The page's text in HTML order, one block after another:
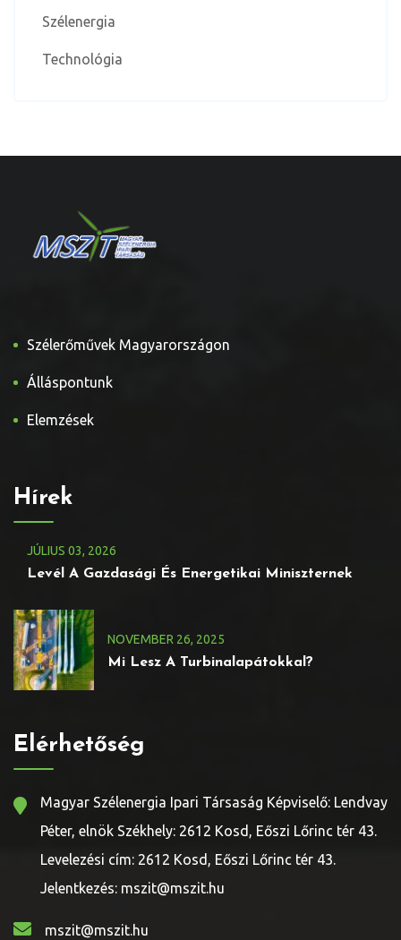
Szélenergia
Technológia
Szélerőművek Magyarországon
Álláspontunk
Elemzések
Hírek
JÚLIUS 03, 2026
Levél A Gazdasági És Energetikai Miniszternek
NOVEMBER 26, 2025
Mi Lesz A Turbinalapátokkal?
Elérhetőség
Magyar Szélenergia Ipari Társaság Képviselő: Lendvay
Péter, elnök Székhely: 2612 Kosd, Eőszi Lőrinc tér 43.
Levelezési cím: 2612 Kosd, Eőszi Lőrinc tér 43.
Jelentkezés: mszit@mszit.hu
mszit@mszit.hu